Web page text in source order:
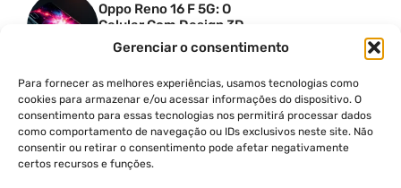
Gerenciar o consentimento
Para fornecer as melhores experiências, usamos tecnologias como
cookies para armazenar e/ou acessar informações do dispositivo. O
consentimento para essas tecnologias nos permitirá processar dados
como comportamento de navegação ou IDs exclusivos neste site. Não
consentir ou retirar o consentimento pode afetar negativamente
certos recursos e funções.
Oppo Reno 16 F 5G: O
Celular Com Design 3D
Surreal E Câmeras De 50
MP
PRODUTIVIDADE DIGITAL
Faca Isso Agora Para Uma
Siri Melhor
INSIGHTS & OPINIÃO
A Guerra Dos Datacenters: